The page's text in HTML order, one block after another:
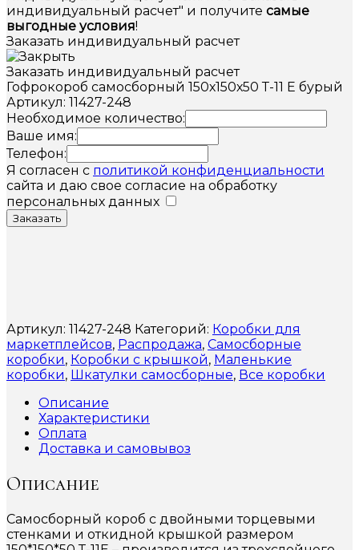
индивидуальный расчет" и получите самые
выгодные условия!
Заказать индивидуальный расчет
Заказать индивидуальный расчет
Гофрокороб самосборный 150х150х50 Т-11 Е бурый
Артикул: 11427-248
Необходимое количество:
Ваше имя:
Телефон:
Я согласен с политикой конфиденциальности
сайта и даю свое согласие на обработку
персональных данных
Заказать
Артикул: 11427-248 Категорий: Коробки для
маркетплейсов, Распродажа, Самосборные
коробки, Коробки с крышкой, Маленькие
коробки, Шкатулки самосборные, Все коробки
Описание
Характеристики
Оплата
Доставка и самовывоз
Описание
Самосборный короб с двойными торцевыми
стенками и откидной крышкой размером